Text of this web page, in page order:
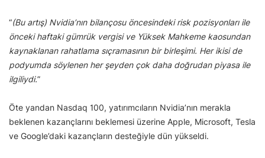
“(Bu artış) Nvidia’nın bilançosu öncesindeki risk pozisyonları ile
önceki haftaki gümrük vergisi ve Yüksek Mahkeme kaosundan
kaynaklanan rahatlama sıçramasının bir birleşimi. Her ikisi de
podyumda söylenen her şeyden çok daha doğrudan piyasa ile
ilgiliydi.”
Öte yandan Nasdaq 100, yatırımcıların Nvidia’nın merakla
beklenen kazançlarını beklemesi üzerine Apple, Microsoft, Tesla
ve Google’daki kazançların desteğiyle dün yükseldi.